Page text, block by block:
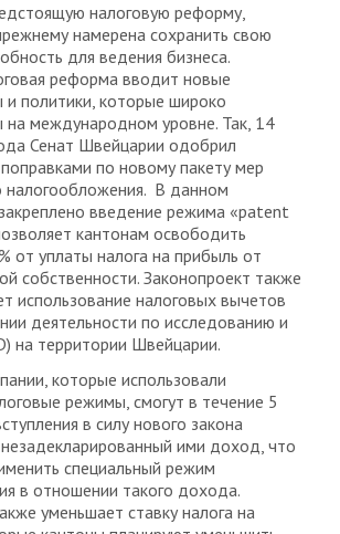
налоговую реформу,
намерена сохранить свою
для ведения бизнеса.
реформа вводит новые
политики, которые широко
на международном уровне. Так, 14
Сенат Швейцарии одобрил
по новому пакету мер
налогообложения. В данном
введение режима «patent
кантонам освободить
от уплаты налога на прибыль от
собственности. Законопроект также
использование налоговых вычетов
деятельности по исследованию и
на территории Швейцарии.
которые использовали
режимы, смогут в течение 5
в силу нового закона
ими доход, что
специальный режим
в отношении такого дохода.
уменьшает ставку налога на